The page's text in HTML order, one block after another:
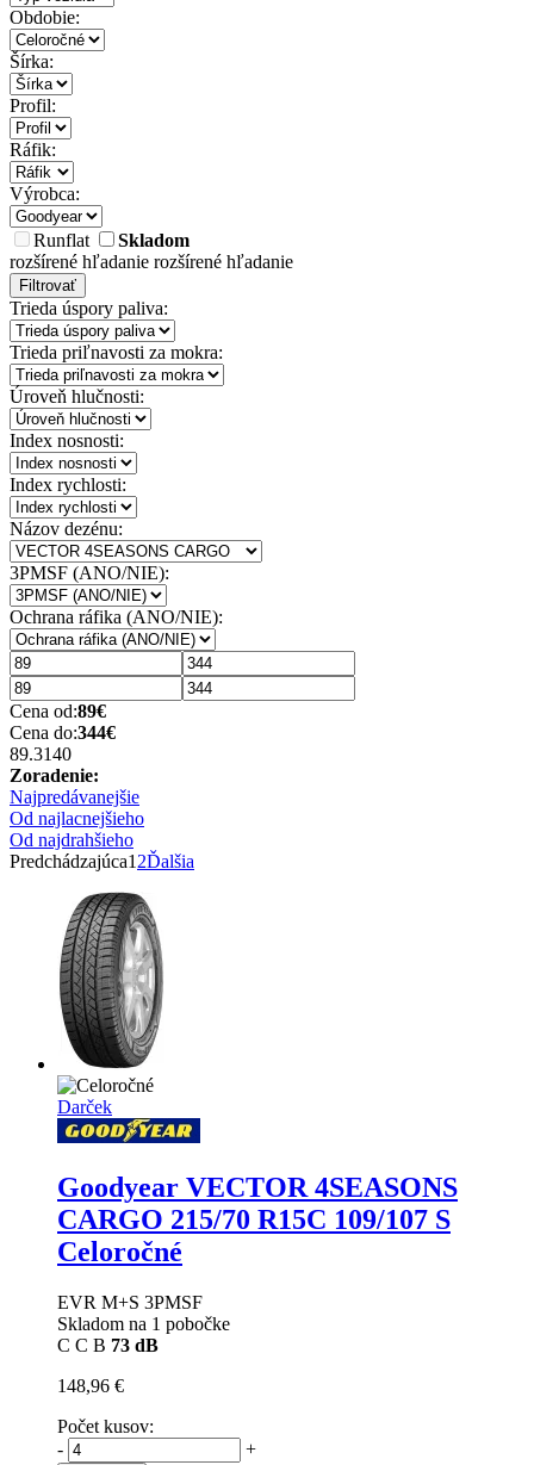
Obdobie:
Šírka:
Profil:
Ráfik:
Výrobca:
Runflat
Skladom
rozšírené hľadanie rozšírené hľadanie
Filtrovať
Trieda úspory paliva:
Trieda priľnavosti za mokra:
Úroveň hlučnosti:
Index nosnosti:
Index rychlosti:
Názov dezénu:
3PMSF (ANO/NIE):
Ochrana ráfika (ANO/NIE):
Cena od:89€
Cena do:344€
89.3140
Zoradenie:
Najpredávanejšie
Od najlacnejšieho
Od najdrahšieho
Predchádzajúca1 2Ďalšia
Darček
Goodyear VECTOR 4SEASONS
CARGO 215/70 R15C 109/107 S
Celoročné
EVR M+S 3PMSF
Skladom na 1 pobočke
C C B 73 dB
148,96 €
Počet kusov:
-
+